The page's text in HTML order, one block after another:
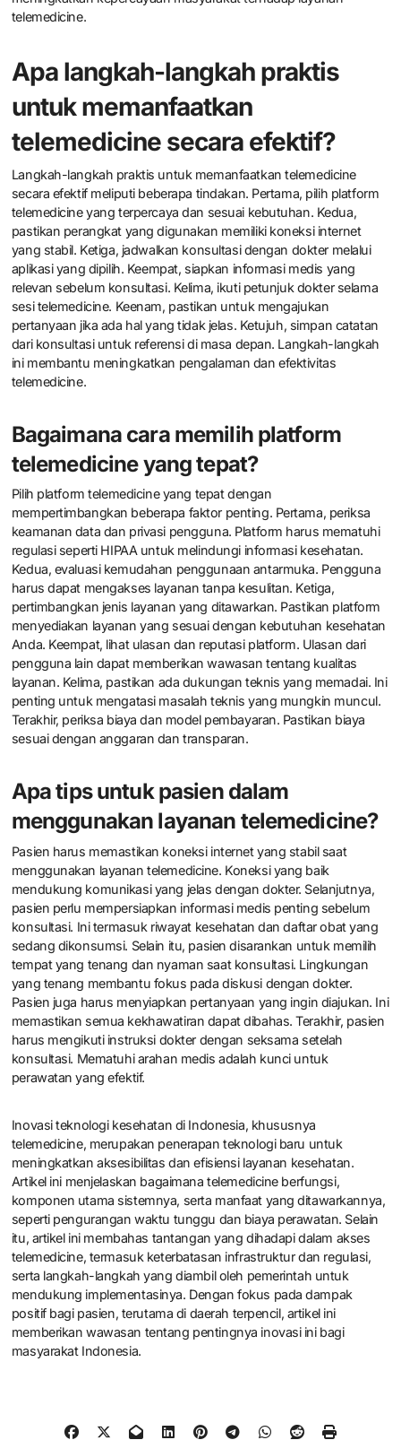
telemedicine.
Apa langkah-langkah praktis
untuk memanfaatkan
telemedicine secara efektif?
Langkah-langkah praktis untuk memanfaatkan telemedicine
secara efektif meliputi beberapa tindakan. Pertama, pilih platform
telemedicine yang terpercaya dan sesuai kebutuhan. Kedua,
pastikan perangkat yang digunakan memiliki koneksi internet
yang stabil. Ketiga, jadwalkan konsultasi dengan dokter melalui
aplikasi yang dipilih. Keempat, siapkan informasi medis yang
relevan sebelum konsultasi. Kelima, ikuti petunjuk dokter selama
sesi telemedicine. Keenam, pastikan untuk mengajukan
pertanyaan jika ada hal yang tidak jelas. Ketujuh, simpan catatan
dari konsultasi untuk referensi di masa depan. Langkah-langkah
ini membantu meningkatkan pengalaman dan efektivitas
telemedicine.
Bagaimana cara memilih platform
telemedicine yang tepat?
Pilih platform telemedicine yang tepat dengan
mempertimbangkan beberapa faktor penting. Pertama, periksa
keamanan data dan privasi pengguna. Platform harus mematuhi
regulasi seperti HIPAA untuk melindungi informasi kesehatan.
Kedua, evaluasi kemudahan penggunaan antarmuka. Pengguna
harus dapat mengakses layanan tanpa kesulitan. Ketiga,
pertimbangkan jenis layanan yang ditawarkan. Pastikan platform
menyediakan layanan yang sesuai dengan kebutuhan kesehatan
Anda. Keempat, lihat ulasan dan reputasi platform. Ulasan dari
pengguna lain dapat memberikan wawasan tentang kualitas
layanan. Kelima, pastikan ada dukungan teknis yang memadai. Ini
penting untuk mengatasi masalah teknis yang mungkin muncul.
Terakhir, periksa biaya dan model pembayaran. Pastikan biaya
sesuai dengan anggaran dan transparan.
Apa tips untuk pasien dalam
menggunakan layanan telemedicine?
Pasien harus memastikan koneksi internet yang stabil saat
menggunakan layanan telemedicine. Koneksi yang baik
mendukung komunikasi yang jelas dengan dokter. Selanjutnya,
pasien perlu mempersiapkan informasi medis penting sebelum
konsultasi. Ini termasuk riwayat kesehatan dan daftar obat yang
sedang dikonsumsi. Selain itu, pasien disarankan untuk memilih
tempat yang tenang dan nyaman saat konsultasi. Lingkungan
yang tenang membantu fokus pada diskusi dengan dokter.
Pasien juga harus menyiapkan pertanyaan yang ingin diajukan. Ini
memastikan semua kekhawatiran dapat dibahas. Terakhir, pasien
harus mengikuti instruksi dokter dengan seksama setelah
konsultasi. Mematuhi arahan medis adalah kunci untuk
perawatan yang efektif.
Inovasi teknologi kesehatan di Indonesia, khususnya
telemedicine, merupakan penerapan teknologi baru untuk
meningkatkan aksesibilitas dan efisiensi layanan kesehatan.
Artikel ini menjelaskan bagaimana telemedicine berfungsi,
komponen utama sistemnya, serta manfaat yang ditawarkannya,
seperti pengurangan waktu tunggu dan biaya perawatan. Selain
itu, artikel ini membahas tantangan yang dihadapi dalam akses
telemedicine, termasuk keterbatasan infrastruktur dan regulasi,
serta langkah-langkah yang diambil oleh pemerintah untuk
mendukung implementasinya. Dengan fokus pada dampak
positif bagi pasien, terutama di daerah terpencil, artikel ini
memberikan wawasan tentang pentingnya inovasi ini bagi
masyarakat Indonesia.